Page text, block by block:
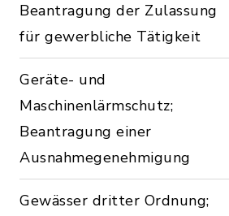
Beantragung der Zulassung
für gewerbliche Tätigkeit
Geräte- und
Maschinenlärmschutz;
Beantragung einer
Ausnahmegenehmigung
Gewässer dritter Ordnung;